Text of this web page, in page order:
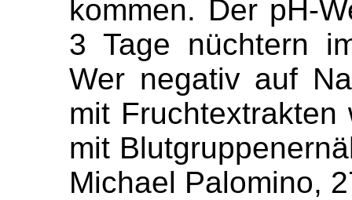
kommen. Der pH-
3 Tage nüchtern
Wer negativ auf
mit
mit
Michael Palomino,